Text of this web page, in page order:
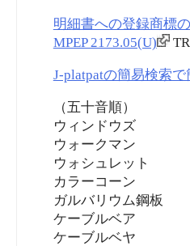
明細書への登録商標
MPEP 2173.05(U)
J-platpatの簡易検索
（五十音順）
ウィンドウズ
ウォークマン
ウォシュレット
カラーコーン
ガルバリウム鋼板
ケーブルベア
ケーブルベヤ